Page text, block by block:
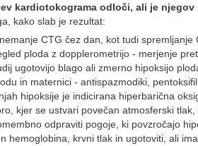
kardiotokograma odloči, ali je njegov
kako slab je rezultat:
CTG čez dan, kot tudi
ploda z dopplerometrijo - merjenje
ugotovijo blago ali zmerno hipoksijo
in maternici - antispazmodiki,
hipoksije je indicirana hiperbarična
kjer se ustvari povečan atmosferski tlak,
odpraviti pogoje, ki povzročajo
hemoglobina, krvni tlak in ugotoviti, ali